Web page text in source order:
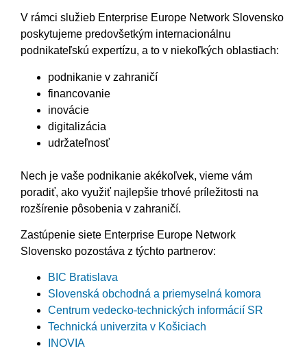
V rámci služieb Enterprise Europe Network Slovensko
poskytujeme predovšetkým internacionálnu
podnikateľskú expertízu, a to v niekoľkých oblastiach:
podnikanie v zahraničí
financovanie
inovácie
digitalizácia
udržateľnosť
Nech je vaše podnikanie akékoľvek, vieme vám
poradiť, ako využiť najlepšie trhové príležitosti na
rozšírenie pôsobenia v zahraničí.
Zastúpenie siete Enterprise Europe Network
Slovensko pozostáva z týchto partnerov:
BIC Bratislava
Slovenská obchodná a priemyselná komora
Centrum vedecko-technických informácií SR
Technická univerzita v Košiciach
INOVIA